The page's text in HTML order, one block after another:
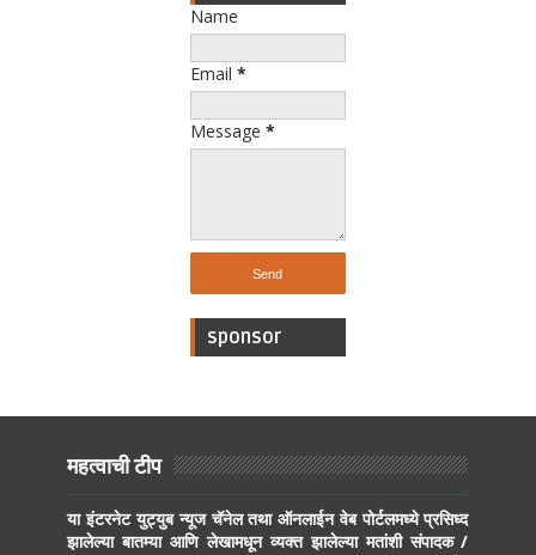
Name
Email *
Message *
sponsor
महत्वाची टीप
या इंटरनेट युट्युब न्यूज चॅनेल तथा ऑनलाईन वेब पोर्टलमध्ये प्रसिध्द
झालेल्या बातम्या आणि लेखामधून व्यक्त झालेल्या मतांशी संपादक /